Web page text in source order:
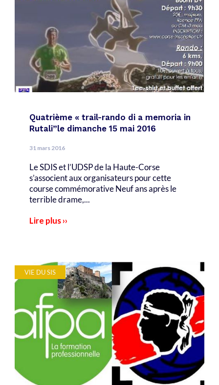
Quatrième « trail-rando di a memoria in
Rutali”le dimanche 15 mai 2016
31 mars 2016
Le SDIS et l’UDSP de la Haute-Corse
s’associent aux organisateurs pour cette
course commémorative Neuf ans après le
terrible drame,...
Lire plus ››
VIE DU SIS